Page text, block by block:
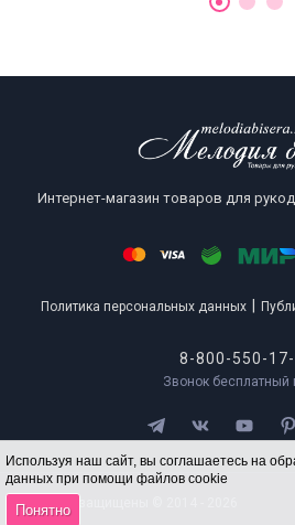
Используя наш сайт, вы соглашаетесь на
данных при помощи файлов cookie
Понятно
Интернет-магазин товаров для
Политика персональных данных
8-800-550-17-
Звонок бесплатный
Все права защищены © 2014 - 2026